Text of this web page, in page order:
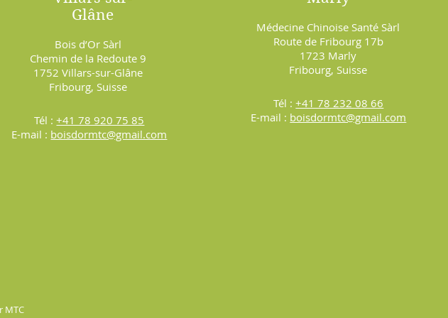
Glâne
Bois d’Or Sàrl
Chemin de la Redoute 9
1752 Villars-sur-Glâne
Fribourg, Suisse
Tél :+41 78 920 75 85
E-mail : boisdormtc@gmail.com
Médecine Chinoise Santé Sàrl
Route de Fribourg 17b
1723 Marly
Fribourg, Suisse
Tél :+41 78 232 08 66
E-mail : boisdormtc@gmail.com
MTC